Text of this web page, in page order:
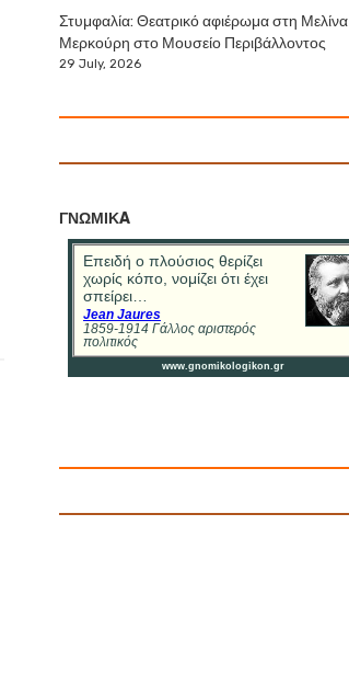
Στυμφαλία: Θεατρικό αφιέρωμα στη Μελίνα
Μερκούρη στο Μουσείο Περιβάλλοντος
29 July, 2026
ΓΝΩΜΙΚA